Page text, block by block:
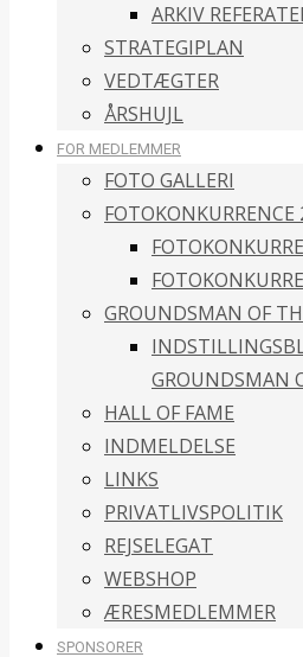
ARKIV
STRATEGIPLAN
VEDTÆGTER
ÅRSHUJL
FOR MEDLEMMER
FOTO GALLERI
FOTOKONKURRENCE
GROUNDSMAN OF
GROUNDSMAN
HALL OF FAME
INDMELDELSE
LINKS
PRIVATLIVSPOLITIK
REJSELEGAT
WEBSHOP
ÆRESMEDLEMMER
SPONSORER